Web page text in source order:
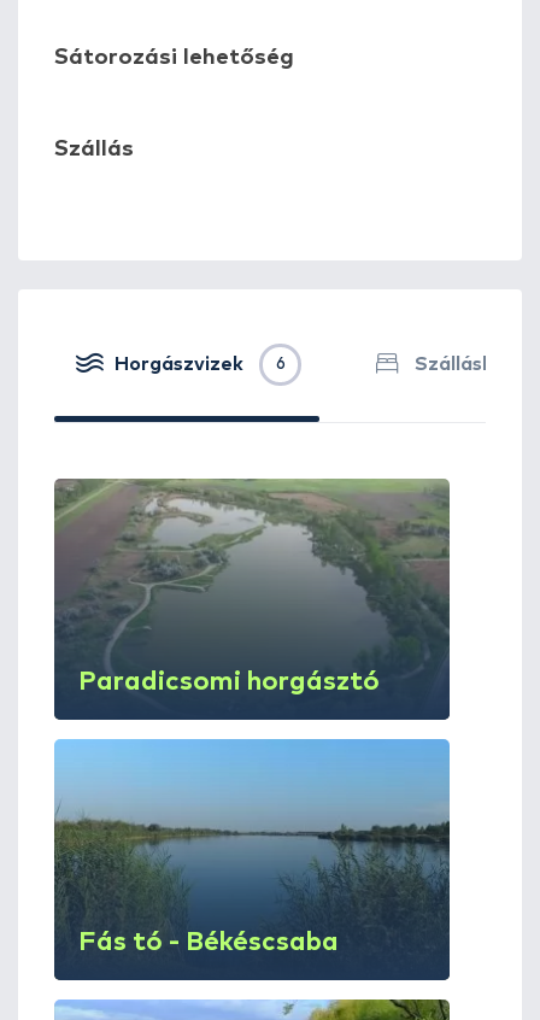
Sátorozási lehetőség
Szállás
Horgászvizek 6
Paradicsomi horgásztó
Fás tó - Békéscsaba